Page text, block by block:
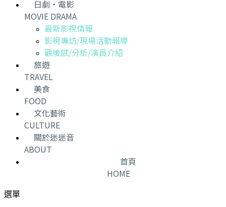
日劇・電影
MOVIE DRAMA
最新影視情報
影視專訪/現場活動報導
觀後感/分析/演員介紹
旅遊
TRAVEL
美食
FOOD
文化藝術
CULTURE
關於迷迷音
ABOUT
首頁
HOME
選單